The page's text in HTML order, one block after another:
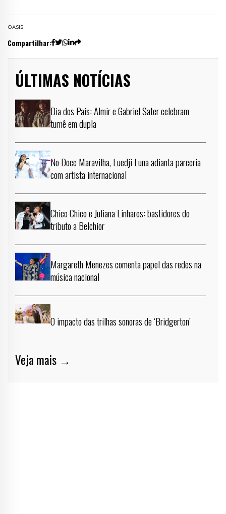
OASIS
Compartilhar:
ÚLTIMAS NOTÍCIAS
Dia dos Pais: Almir e Gabriel Sater celebram
turnê em dupla
No Doce Maravilha, Luedji Luna adianta parceria
com artista internacional
Chico Chico e Juliana Linhares: bastidores do
tributo a Belchior
Margareth Menezes comenta papel das redes na
música nacional
O impacto das trilhas sonoras de ‘Bridgerton’
Veja mais →